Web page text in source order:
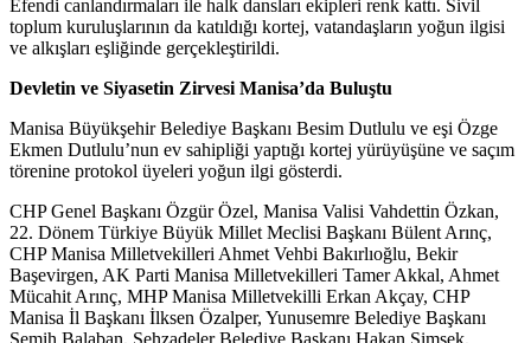
Efendi canlandırmaları ile halk dansları ekipleri renk kattı. Sivil
toplum kuruluşlarının da katıldığı kortej, vatandaşların yoğun ilgisi
ve alkışları eşliğinde gerçekleştirildi.
Devletin ve Siyasetin Zirvesi Manisa’da Buluştu
Manisa Büyükşehir Belediye Başkanı Besim Dutlulu ve eşi Özge
Ekmen Dutlulu’nun ev sahipliği yaptığı kortej yürüyüşüne ve saçım
törenine protokol üyeleri yoğun ilgi gösterdi.
CHP Genel Başkanı Özgür Özel, Manisa Valisi Vahdettin Özkan,
22. Dönem Türkiye Büyük Millet Meclisi Başkanı Bülent Arınç,
CHP Manisa Milletvekilleri Ahmet Vehbi Bakırlıoğlu, Bekir
Başevirgen, AK Parti Manisa Milletvekilleri Tamer Akkal, Ahmet
Mücahit Arınç, MHP Manisa Milletvekilli Erkan Akçay, CHP
Manisa İl Başkanı İlksen Özalper, Yunusemre Belediye Başkanı
Semih Balaban, Şehzadeler Belediye Başkanı Hakan Şimşek,